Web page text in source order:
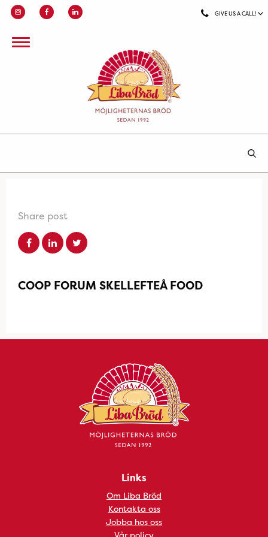
GIVE US A CALL!
Share post
COOP FORUM SKELLEFTEÅ FOOD
Links
Om Liba Bröd
Kontakta oss
Jobba hos oss